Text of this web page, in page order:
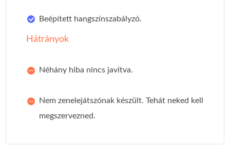
Beépített hangszínszabályzó.
Hátrányok
Néhány hiba nincs javítva.
Nem zenelejátszónak készült. Tehát neked kell
megszervezned.